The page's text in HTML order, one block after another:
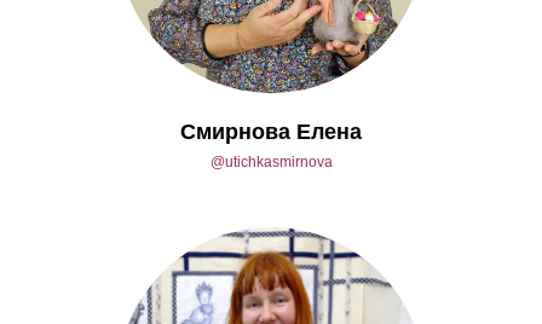
Смирнова Елена
@utichkasmirnova